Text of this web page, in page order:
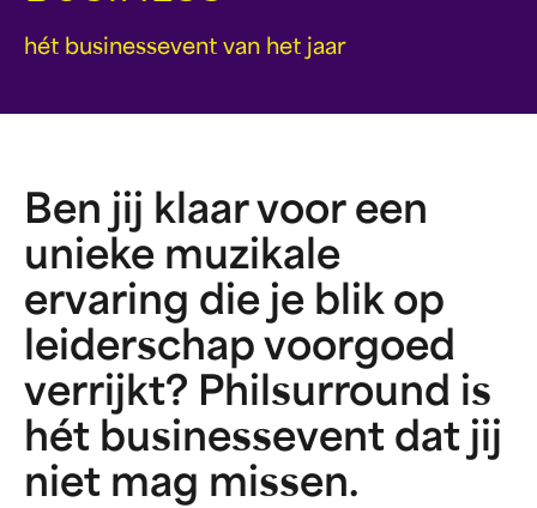
hét businessevent van het jaar
Ben jij klaar voor een
unieke muzikale
ervaring die je blik op
leiderschap voorgoed
verrijkt? Philsurround is
hét businessevent dat jij
niet mag missen.